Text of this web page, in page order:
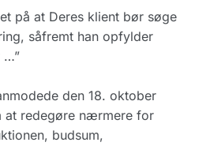
på at Deres klient bør søge
såfremt han opfylder
…”
den 18. oktober
at redegøre nærmere for
budsum,